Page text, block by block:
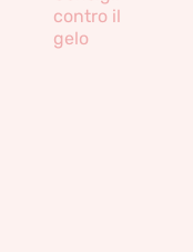
contro il
gelo